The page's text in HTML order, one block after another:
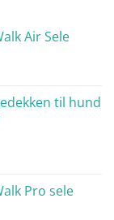
Air Sele
til hund
Pro sele